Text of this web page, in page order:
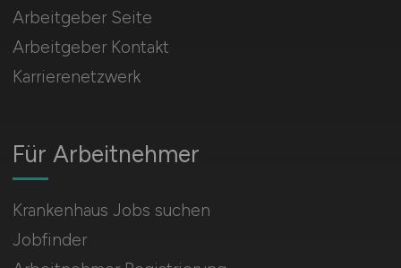
Für Arbeitnehmer
Krankenhaus Jobs suchen
Jobfinder
Arbeitgeber Seite
Arbeitgeber Kontakt
Karrierenetzwerk